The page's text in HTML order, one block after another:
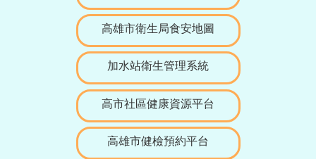
高雄市衛生局食安地圖
加水站衛生管理系統
高市社區健康資源平台
高雄市健檢預約平台